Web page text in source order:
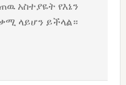
አስተያዬት የእኔን
ላይሆን ይችላል።